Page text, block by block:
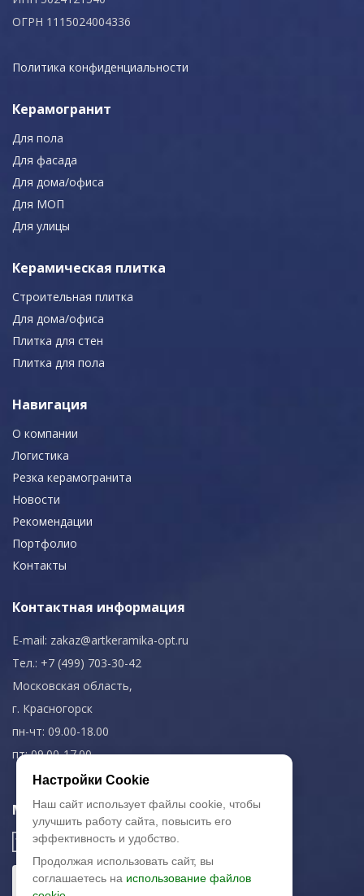
ОГРН 1115024004336
Политика конфиденциальности
Керамогранит
Для пола
Для фасада
Для дома/офиса
Для МОП
Для улицы
Керамическая плитка
Строительная плитка
Для дома/офиса
Плитка для стен
Плитка для пола
Навигация
О компании
Логистика
Резка керамогранита
Новости
Рекомендации
Портфолио
Контакты
Контактная информация
E-mail: zakaz@artkeramika-opt.ru
Тел.: +7 (499) 703-30-42
Московская область,
г. Красногорск
пн-чт: 09.00-18.00
пт: 09.00-17.00
Мы в соц. сетях
Настройки Cookie
Наш сайт использует файлы cookie, чтобы
улучшить работу сайта, повысить его
эффективность и удобство.
Продолжая использовать сайт, вы
соглашаетесь на использование файлов